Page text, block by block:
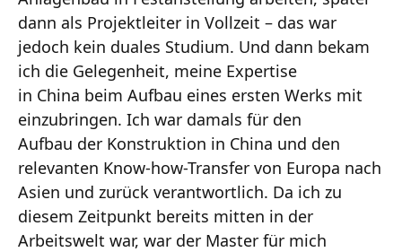
dann als Projektleiter in Vollzeit – das war
jedoch kein duales Studium. Und dann bekam
ich die Gelegenheit, meine Expertise
in China beim Aufbau eines ersten Werks mit
einzubringen. Ich war damals für den
Aufbau der Konstruktion in China und den
relevanten Know-how-Transfer von Europa nach
Asien und zurück verantwortlich. Da ich zu
diesem Zeitpunkt bereits mitten in der
Arbeitswelt war, war der Master für mich